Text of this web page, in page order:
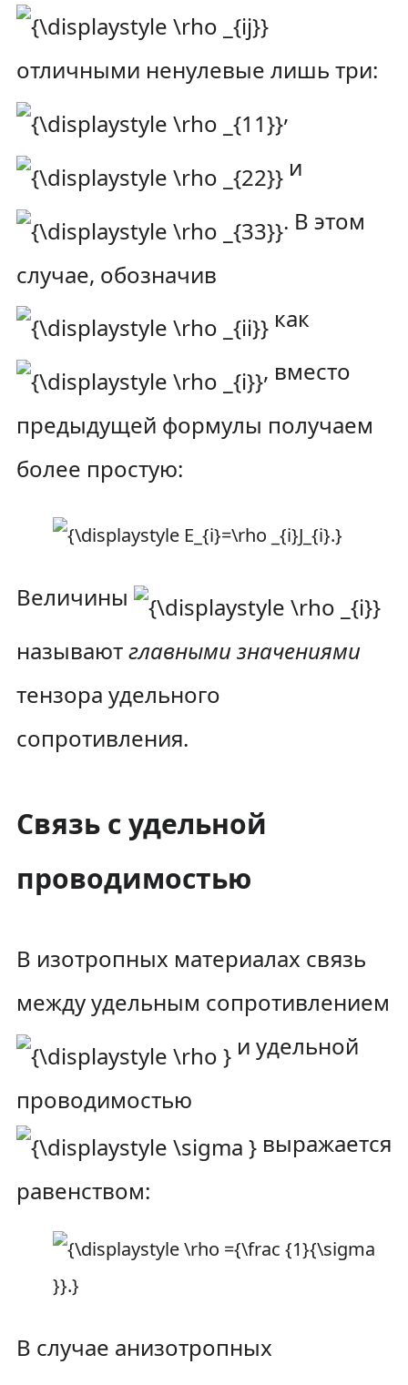
отличными ненулевые лишь три:
,
и
. В этом
случае, обозначив
как
, вместо
предыдущей формулы получаем
более простую:
Величины
называютглавными значениями
тензора удельного
сопротивления.
Связь с удельной
проводимостью
В изотропных материалах связь
между удельным сопротивлением
и удельной
проводимостью
выражается
равенством:
В случае анизотропных